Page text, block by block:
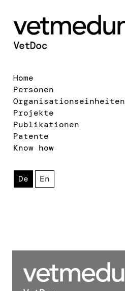
Home
Personen
Organisationseinheiten
Projekte
Publikationen
Patente
Know how
De En